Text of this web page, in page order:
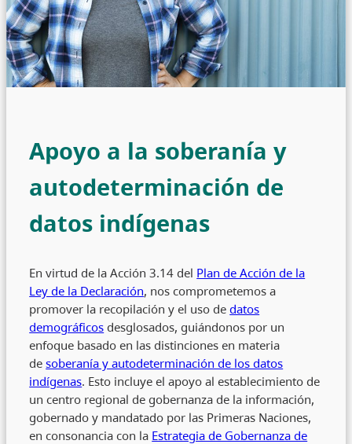
Apoyo a la soberanía y
autodeterminación de
datos indígenas
En virtud de la Acción 3.14 del Plan de Acción de la
Ley de la Declaración, nos comprometemos a
promover la recopilación y el uso dedatos
demográficos desglosados, guiándonos por un
enfoque basado en las distinciones en materia
desoberanía y autodeterminación de los datos
indígenas. Esto incluye el apoyo al establecimiento de
un centro regional de gobernanza de la información,
gobernado y mandatado por las Primeras Naciones,
en consonancia con la Estrategia de Gobernanza de